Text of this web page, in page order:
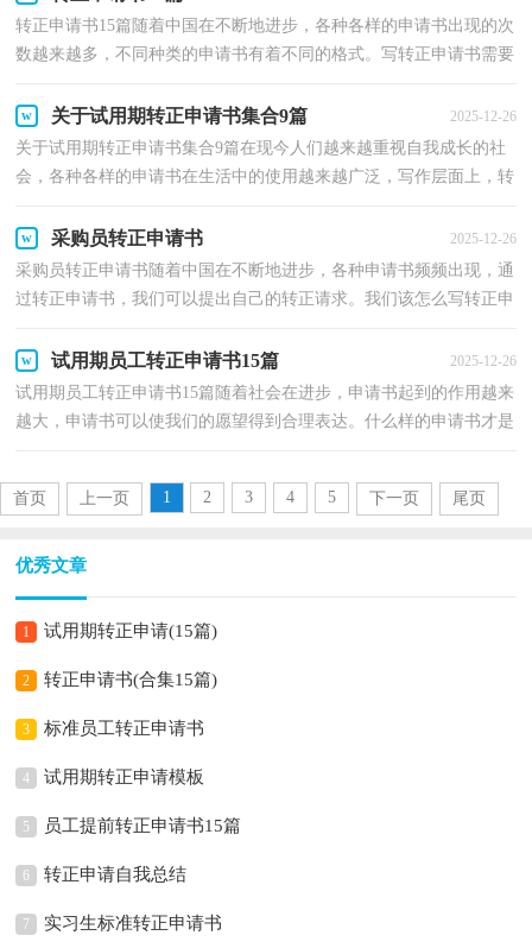
转正申请书15篇随着中国在不断地进步，各种各样的申请书出现的次
数越来越多，不同种类的申请书有着不同的格式。写转正申请书需要
关于试用期转正申请书集合9篇 2025-12-26
关于试用期转正申请书集合9篇在现今人们越来越重视自我成长的社
会，各种各样的申请书在生活中的使用越来越广泛，写作层面上，转
采购员转正申请书 2025-12-26
采购员转正申请书随着中国在不断地进步，各种申请书频频出现，通
过转正申请书，我们可以提出自己的转正请求。我们该怎么写转正申
试用期员工转正申请书15篇 2025-12-26
试用期员工转正申请书15篇随着社会在进步，申请书起到的作用越来
越大，申请书可以使我们的愿望得到合理表达。什么样的申请书才是
首页 上一页 1 2 3 4 5 下一页 尾页
优秀文章
1 试用期转正申请(15篇)
2 转正申请书(合集15篇)
3 标准员工转正申请书
4 试用期转正申请模板
5 员工提前转正申请书15篇
6 转正申请自我总结
7 实习生标准转正申请书